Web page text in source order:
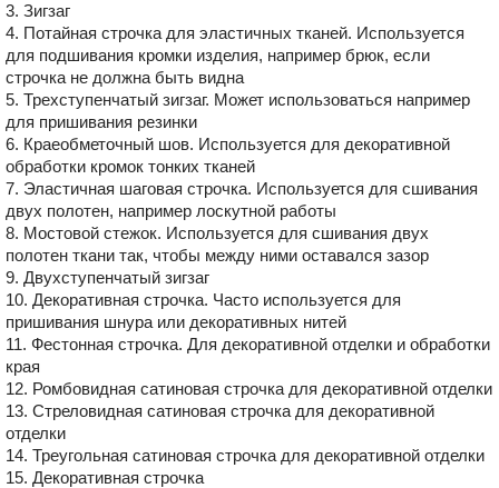
3. Зигзаг
4. Потайная строчка для эластичных тканей. Используется
для подшивания кромки изделия, например брюк, если
строчка не должна быть видна
5. Трехступенчатый зигзаг. Может использоваться например
для пришивания резинки
6. Краеобметочный шов. Используется для декоративной
обработки кромок тонких тканей
7. Эластичная шаговая строчка. Используется для сшивания
двух полотен, например лоскутной работы
8. Мостовой стежок. Используется для сшивания двух
полотен ткани так, чтобы между ними оставался зазор
9. Двухступенчатый зигзаг
10. Декоративная строчка. Часто используется для
пришивания шнура или декоративных нитей
11. Фестонная строчка. Для декоративной отделки и обработки
края
12. Ромбовидная сатиновая строчка для декоративной отделки
13. Стреловидная сатиновая строчка для декоративной
отделки
14. Треугольная сатиновая строчка для декоративной отделки
15. Декоративная строчка